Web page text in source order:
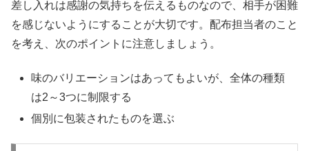
差し入れは感謝の気持ちを伝えるものなので、相手が困難
を感じないようにすることが大切です。配布担当者のこと
を考え、次のポイントに注意しましょう。
味のバリエーションはあってもよいが、全体の種類
は2～3つに制限する
個別に包装されたものを選ぶ